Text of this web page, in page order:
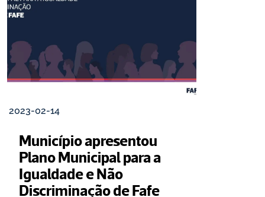
2023-02-14
Município apresentou
Plano Municipal para a
Igualdade e Não
Discriminação de Fafe